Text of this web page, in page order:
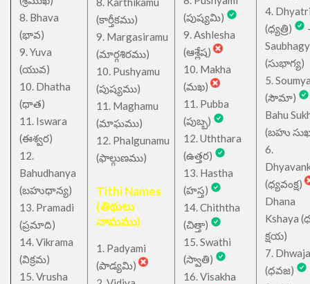
8. Bhava
(భావ)
9. Yuva
(యువ)
10. Dhatha
(ధాత)
11. Iswara
(ఈశ్వర)
12.
Bahudhanya
(బహుధాన్య)
13. Pramadi
(ప్రమాది)
14. Vikrama
(విక్రమ)
15. Vrusha
(కార్తీకము)
9. Margasiramu
(మార్గశిరము)
10. Pushyamu
(పుష్యము)
11. Maghamu
(మాఘము)
12. Phalgunamu
(ఫాల్గుణము)
Tithi Names
(తిథులు
నామము)
1. Padyami
(పాడ్యమి)
(పుష్యమి)
9. Ashlesha
(ఆశ్లేష)
10. Makha
(మఖ)
11. Pubba
(పుబ్బ)
12. Uththara
(ఉత్తర)
13. Hastha
(హస్త)
14. Chiththa
(చిత్తా)
15. Swathi
(స్వాతి)
16. Visakha
4.
(ధ్యత్రి)
(సుభాగ్య)
5.
(సౌమా)
Bahu
(బహు
6.
(ధ్యవంక్ష)
Dhana
Kshaya
క్షయ)
7. Dhwaja
(ధవజ)